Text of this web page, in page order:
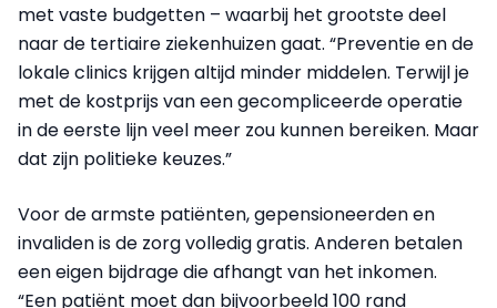
met vaste budgetten – waarbij het grootste deel
naar de tertiaire ziekenhuizen gaat. “Preventie en de
lokale clinics krijgen altijd minder middelen. Terwijl je
met de kostprijs van een gecompliceerde operatie
in de eerste lijn veel meer zou kunnen bereiken. Maar
dat zijn politieke keuzes.”
Voor de armste patiënten, gepensioneerden en
invaliden is de zorg volledig gratis. Anderen betalen
een eigen bijdrage die afhangt van het inkomen.
“Een patiënt moet dan bijvoorbeeld 100 rand